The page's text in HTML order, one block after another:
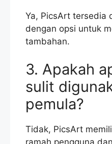
Ya, PicsArt tersedia
dengan opsi untuk
tambahan.
3. Apakah
sulit
pemula?
Tidak, PicsArt